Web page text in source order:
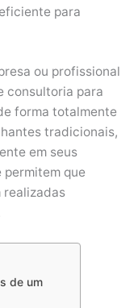
para
ou profissional
consultoria para
forma totalmente
tradicionais,
em seus
permitem que
realizadas
de um